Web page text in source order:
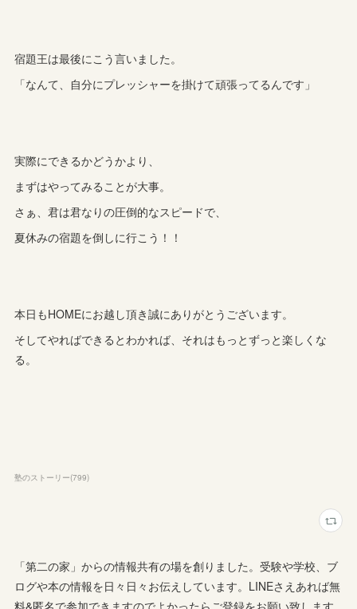
宿題王は最後にこう言いました。
「なんて、自分にプレッシャーを掛けて頑張ってるんです」
実際にできるかどうかより、
まずはやってみることが大事。
さぁ、君は君なりの圧倒的なスピードで、
夏休みの宿題を倒しに行こう！！
本日もHOMEにお越し頂き誠にありがとうございます。
そしてやればできるとわかれば、それはもっとずっと楽しくな
る。
塾のストーリー(799)
「第二の家」からの情報共有の場を創りました。受験や学校、ブ
ログや本の情報を日々日々お伝えしています。LINEさえあれば無
料&匿名で参加できますのでよかったらご登録をお願い致します